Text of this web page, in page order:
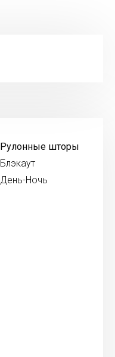
Рулонные шторы
Блэкаут
День-Ночь